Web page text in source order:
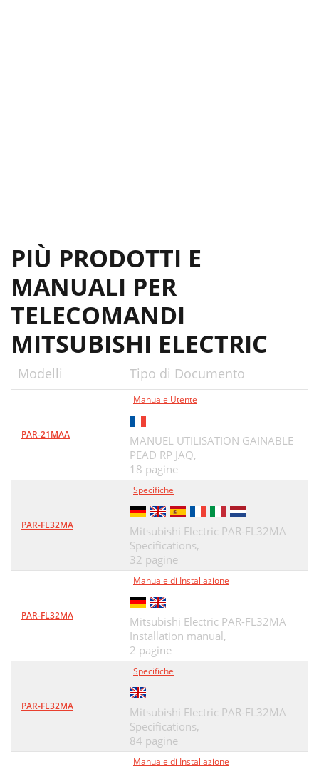
PIÙ PRODOTTI E
MANUALI PER
TELECOMANDI
MITSUBISHI ELECTRIC
Modelli Tipo di Documento
PAR-21MAA
Manuale Utente
MANUEL UTILISATION GAINABLE
PEAD RP JAQ,
18 pagine
PAR-FL32MA
Specifiche
Mitsubishi Electric PAR-FL32MA
Specifications,
32 pagine
PAR-FL32MA
Manuale di Installazione
Mitsubishi Electric PAR-FL32MA
Installation manual,
2 pagine
PAR-FL32MA
Specifiche
Mitsubishi Electric PAR-FL32MA
Specifications,
84 pagine
Manuale di Installazione